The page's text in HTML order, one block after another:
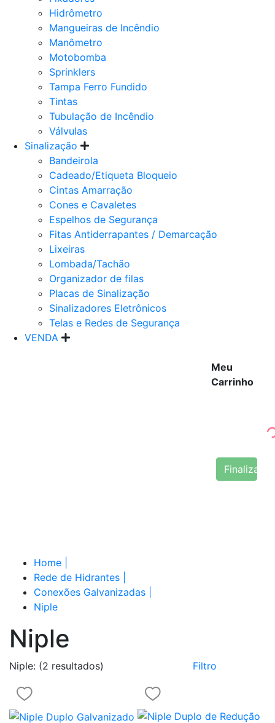
Hidrômetro
Mangueiras de Incêndio
Manômetro
Motobomba
Sprinklers
Tampa Ferro Fundido
Tintas
Tubulação de Incêndio
Válvulas
Sinalização
Bandeirola
Cadeado/Etiqueta Bloqueio
Cintas Amarração
Cones e Cavaletes
Espelhos de Segurança
Fitas Antiderrapantes / Demarcação
Lixeiras
Lombada/Tachão
Organizador de filas
Placas de Sinalização
Sinalizadores Eletrônicos
Telas e Redes de Segurança
VENDA
Meu
Carrinho
Finalizar
Home
Rede de Hidrantes
Conexões Galvanizadas
Niple
Niple
Niple: (2 resultados) Filtro